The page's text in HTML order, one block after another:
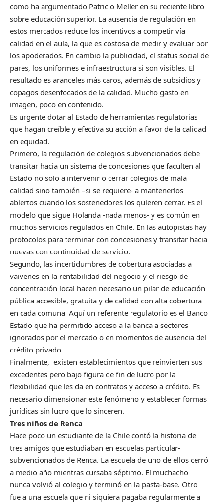
como ha argumentado Patricio Meller en su reciente libro
sobre educación superior. La ausencia de regulación en
estos mercados reduce los incentivos a competir vía
calidad en el aula, la que es costosa de medir y evaluar por
los apoderados. En cambio la publicidad, el status social de
pares, los uniformes e infraestructura si son visibles. El
resultado es aranceles más caros, además de subsidios y
copagos desenfocados de la calidad. Mucho gasto en
imagen, poco en contenido.
Es urgente dotar al Estado de herramientas regulatorias
que hagan creíble y efectiva su acción a favor de la calidad
en equidad.
Primero, la regulación de colegios subvencionados debe
transitar hacia un sistema de concesiones que faculten al
Estado no solo a intervenir o cerrar colegios de mala
calidad sino también –si se requiere- a mantenerlos
abiertos cuando los sostenedores los quieren cerrar. Es el
modelo que sigue Holanda -nada menos- y es común en
muchos servicios regulados en Chile. En las autopistas hay
protocolos para terminar con concesiones y transitar hacia
nuevas con continuidad de servicio.
Segundo, las incertidumbres de cobertura asociadas a
vaivenes en la rentabilidad del negocio y el riesgo de
concentración local hacen necesario un pilar de educación
pública accesible, gratuita y de calidad con alta cobertura
en cada comuna. Aquí un referente regulatorio es el Banco
Estado que ha permitido acceso a la banca a sectores
ignorados por el mercado o en momentos de ausencia del
crédito privado.
Finalmente, existen establecimientos que reinvierten sus
excedentes pero bajo figura de fin de lucro por la
flexibilidad que les da en contratos y acceso a crédito. Es
necesario dimensionar este fenómeno y establecer formas
jurídicas sin lucro que lo sinceren.
Tres niños de Renca
Hace poco un estudiante de la Chile contó la historia de
tres amigos que estudiaban en escuelas particular-
subvencionados de Renca. La escuela de uno de ellos cerró
a medio año mientras cursaba séptimo. El muchacho
nunca volvió al colegio y terminó en la pasta-base. Otro
fue a una escuela que ni siquiera pagaba regularmente a